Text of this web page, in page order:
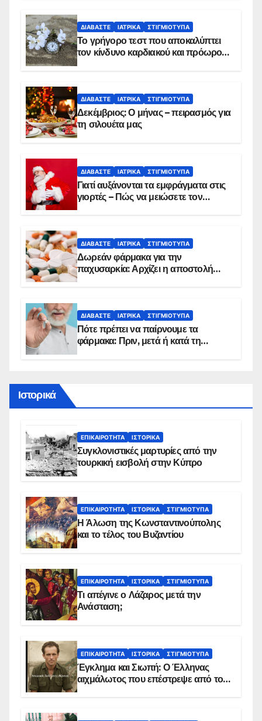
ΔΙΑΒΆΣΤΕ ΙΑΤΡΙΚΆ ΣΤΙΓΜΙΌΤΥΠΑ
Το γρήγορο τεστ που αποκαλύπτει
τον κίνδυνο καρδιακού και πρόωρου
ΔΙΑΒΆΣΤΕ ΙΑΤΡΙΚΆ ΣΤΙΓΜΙΌΤΥΠΑ
Δεκέμβριος: Ο μήνας – πειρασμός για
τη σιλουέτα μας
ΔΙΑΒΆΣΤΕ ΙΑΤΡΙΚΆ ΣΤΙΓΜΙΌΤΥΠΑ
Γιατί αυξάνονται τα εμφράγματα στις
γιορτές – Πώς να μειώσετε τον
ΔΙΑΒΆΣΤΕ ΙΑΤΡΙΚΆ ΣΤΙΓΜΙΌΤΥΠΑ
Δωρεάν φάρμακα για την
παχυσαρκία: Αρχίζει η αποστολή
ΔΙΑΒΆΣΤΕ ΙΑΤΡΙΚΆ ΣΤΙΓΜΙΌΤΥΠΑ
Πότε πρέπει να παίρνουμε τα
φάρμακα: Πριν, μετά ή κατά τη
Ιστορικά
ΕΠΙΚΑΙΡΌΤΗΤΑ ΙΣΤΟΡΙΚΆ
Συγκλονιστικές μαρτυρίες από την
τουρκική εισβολή στην Κύπρο
ΕΠΙΚΑΙΡΌΤΗΤΑ ΙΣΤΟΡΙΚΆ ΣΤΙΓΜΙΌΤΥΠΑ
Η Άλωση της Κωνσταντινούπολης
και το τέλος του Βυζαντίου
ΕΠΙΚΑΙΡΌΤΗΤΑ ΙΣΤΟΡΙΚΆ ΣΤΙΓΜΙΌΤΥΠΑ
Τι απέγινε ο Λάζαρος μετά την
Ανάσταση;
ΕΠΙΚΑΙΡΌΤΗΤΑ ΙΣΤΟΡΙΚΆ ΣΤΙΓΜΙΌΤΥΠΑ
Έγκλημα και Σιωπή: Ο Έλληνας
αιχμάλωτος που επέστρεψε από το